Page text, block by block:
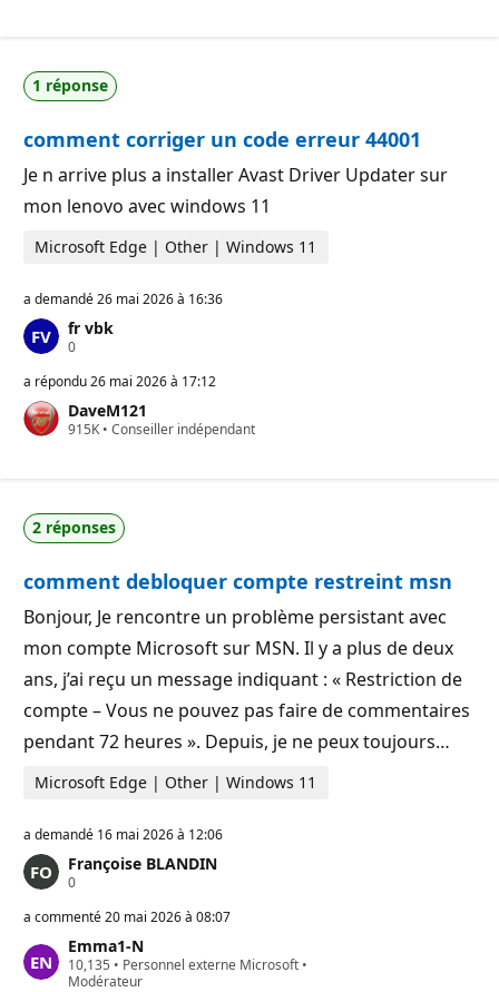
p
u
t
t
o
n
s
d
e
é
p
u
t
a
o
1 réponse
comment corriger un code erreur 44001
Je n arrive plus a installer Avast Driver Updater sur
mon lenovo avec windows 11
Microsoft Edge | Other | Windows 11
a demandé26 mai 2026 à 16:36
fr vbk
0P
i
t
s
p
u
t
t
o
n
a répondu26 mai 2026 à 17:12
DaveM121
915K P
s
d
e
é
p
u
t
a
t
i
n
• Conseiller indépendant
2 réponses
comment debloquer compte restreint msn
Bonjour, Je rencontre un problème persistant avec
mon compte Microsoft sur MSN. Il y a plus de deux
ans, j’ai reçu un message indiquant : « Restriction de
compte – Vous ne pouvez pas faire de commentaires
pendant 72 heures ». Depuis, je ne peux toujours…
Microsoft Edge | Other | Windows 11
a demandé 16 mai 2026 à 12:06
Françoise BLANDIN
0P
i
t
s
d
a commenté20 mai 2026 à 08:07
Emma1-N
10,135 P
o
• Personnel externe Microsoft •
Modérateur